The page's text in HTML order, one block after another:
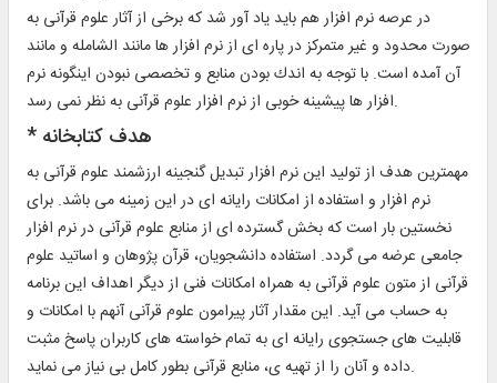
در عرصه نرم افزار هم بايد ياد آور شد كه برخى از آثار علوم قرآنى به
صورت محدود و غير متمركز در پاره اى از نرم افزار ها مانند الشامله و مانند
آن آمده است. با توجه به اندك بودن منابع و تخصصى نبودن اينگونه نرم
افزار ها پيشينه خوبى از نرم افزار علوم قرآنى به نظر نمى رسد.
* هدف كتابخانه‏
مهمترين هدف از توليد اين نرم افزار تبديل گنجينه ارزشمند علوم قرآنى به
نرم افزار و استفاده از امكانات رايانه اى در اين زمينه مى باشد. براى
نخستين بار است كه بخش گسترده اى از منابع علوم قرآنى در نرم افزار
جامعى عرضه مى گردد. استفاده دانشجويان، قرآن پژوهان و اساتيد علوم
قرآنى از متون علوم قرآنى به همراه امكانات فنى از ديگر اهداف اين برنامه
به حساب مى آيد. اين مقدار آثار پيرامون علوم قرآنى آنهم با امكانات و
قابليت هاى جستجوى رايانه اى به تمام خواسته هاى كاربران پاسخ مثبت
داده و آنان را از تهيه ى، منابع قرآنى بطور كامل بى نياز مى نمايد.